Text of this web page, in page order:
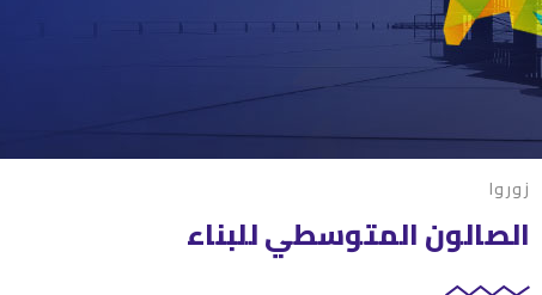
زوروا
الصالون المتوسطي للبناء